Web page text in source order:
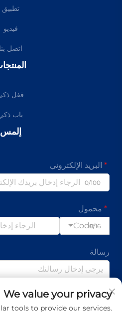
تطبيق
فيديو
اتصل بنا
قفل
باب
إلمس
البريد الإلكتروني
0/100
محمول
Code0/16
رسالة
0/1000
We value your privacy
tools to provide our services.